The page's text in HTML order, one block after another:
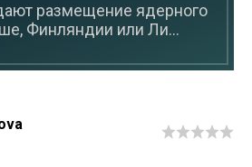
размещение ядерного
Финляндии или Ли...